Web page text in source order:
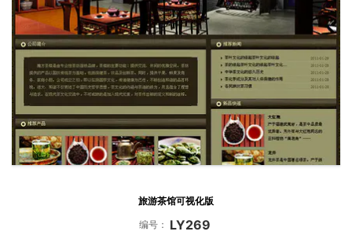
旅游茶馆可视化版
编号： LY269